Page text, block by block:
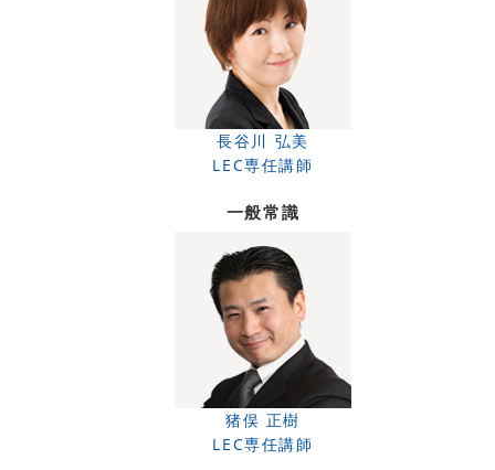
長谷川 弘美
LEC専任講師
一般常識
猪俣 正樹
LEC専任講師